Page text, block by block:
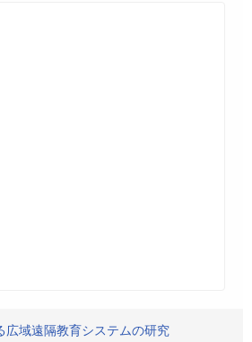
広域遠隔教育システムの研究